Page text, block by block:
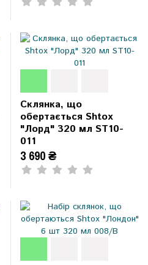
Склянка, що
обертається Shtox
"Лорд" 320 мл ST10-
011
3 690 ₴